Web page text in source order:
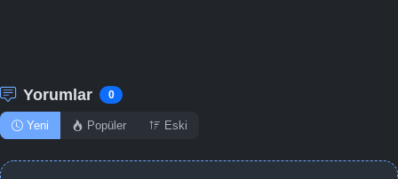
Yorumlar 0
Yeni Popüler Eski